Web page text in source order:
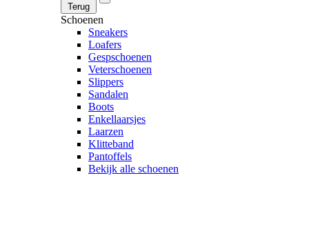
Terug
Schoenen
Sneakers
Loafers
Gespschoenen
Veterschoenen
Slippers
Sandalen
Boots
Enkellaarsjes
Laarzen
Klitteband
Pantoffels
Bekijk alle schoenen